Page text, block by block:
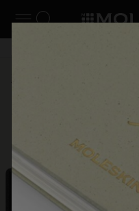
切換導航
搜尋網站
購物滿 港幣
單